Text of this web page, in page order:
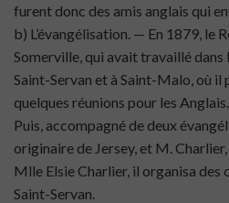
furent donc des amis anglais qui
b) L’évangélisation. — En 1879, le
Somerville, qui avait travaillé
Saint-Servan et à Saint-Malo, où il
quelques réunions pour les Anglais.
Puis, accompagné de deux
originaire de Jersey, et M.
Mlle Elsie Charlier, il organisa des
Saint-Servan.